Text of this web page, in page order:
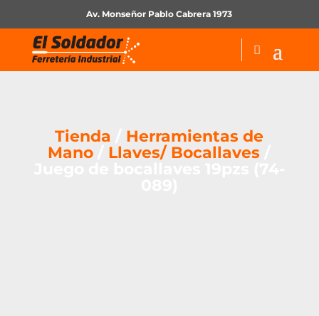
Av. Monseñor Pablo Cabrera 1973
Tienda
Herramientas de
Mano
Llaves/ Bocallaves